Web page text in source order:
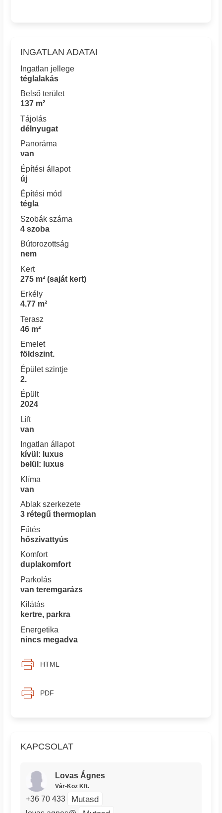
KAPCSOLAT
Lovas Ágnes
Vár-Köz Kft.
+36 70 433 Mutasd
INGATLAN ADATAI
Ingatlan jellege
téglalakás
Belső terület
137 m²
Tájolás
délnyugat
Panoráma
van
Építési állapot
új
Építési mód
tégla
Szobák száma
4 szoba
Bútorozottság
nem
Kert
275 m² (saját kert)
Erkély
4.77 m²
Terasz
46 m²
Emelet
földszint.
Épület szintje
2.
Épült
2024
Lift
van
Ingatlan állapot
kívül: luxus
belül: luxus
Klíma
van
Ablak szerkezete
3 rétegű thermoplan
Fűtés
hőszivattyús
Komfort
duplakomfort
Parkolás
van teremgarázs
Kilátás
kertre, parkra
Energetika
nincs megadva
HTML
PDF